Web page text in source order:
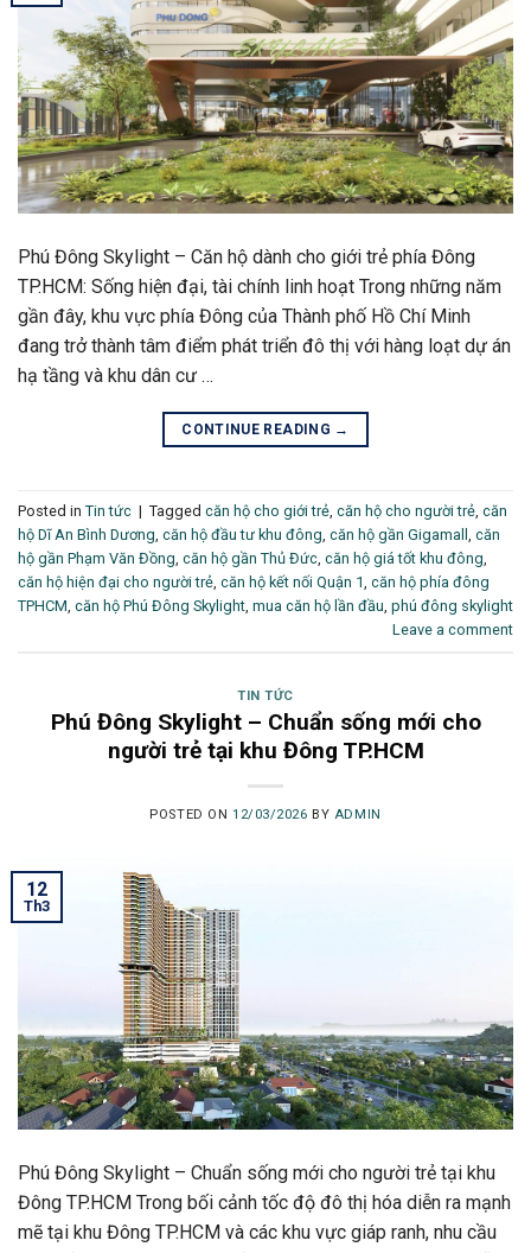
Phú Đông Skylight – Căn hộ dành cho giới trẻ phía Đông
TP.HCM: Sống hiện đại, tài chính linh hoạt Trong những năm
gần đây, khu vực phía Đông của Thành phố Hồ Chí Minh
đang trở thành tâm điểm phát triển đô thị với hàng loạt dự án
hạ tầng và khu dân cư …
CONTINUE READING →
Posted in Tin tức | Tagged căn hộ cho giới trẻ căn hộ cho người trẻ căn
hộ Dĩ An Bình Dương căn hộ đầu tư khu đông căn hộ gần Gigamall
căn
hộ gần Phạm Văn Đồng căn hộ gần Thủ Đức căn hộ giá tốt khu đông
căn hộ hiện đại cho người trẻ căn hộ kết nối Quận 1 căn hộ phía đông
TPHCM căn hộ Phú Đông Skylight mua căn hộ lần đầu phú đông skylight
Leave a comment
TIN TỨC
Phú Đông Skylight – Chuẩn sống mới cho
người trẻ tại khu Đông TP.HCM
POSTED ON 12/03/2026 BY ADMIN
12
Th3
Phú Đông Skylight – Chuẩn sống mới cho người trẻ tại khu
Đông TP.HCM Trong bối cảnh tốc độ đô thị hóa diễn ra mạnh
mẽ tại khu Đông TP.HCM và các khu vực giáp ranh, nhu cầu